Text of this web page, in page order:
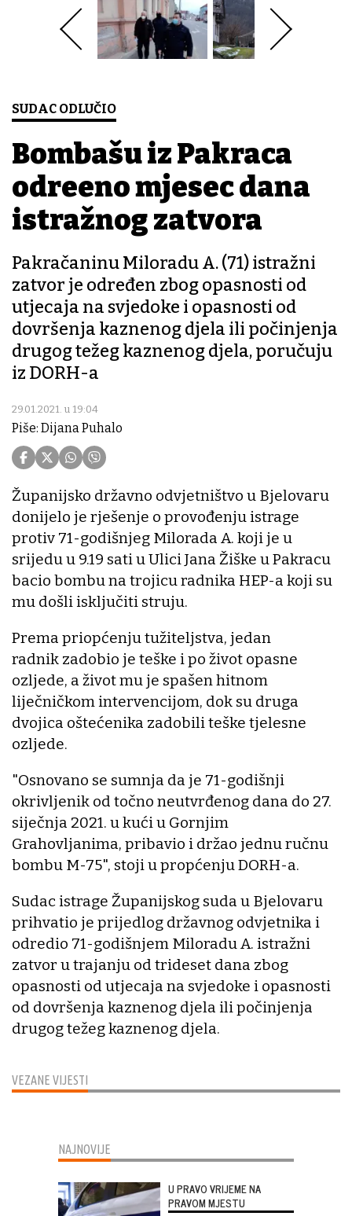
SUDAC ODLUČIO
Bombašu iz Pakraca
određeno mjesec dana
istražnog zatvora
Pakračaninu Miloradu A. (71) istražni
zatvor je određen zbog opasnosti od
utjecaja na svjedoke i opasnosti od
dovršenja kaznenog djela ili počinjenja
drugog težeg kaznenog djela, poručuju
iz DORH-a
29.01.2021. u 19:04
Piše: Dijana Puhalo
VEZANE VIJESTI
Županijsko državno odvjetništvo u Bjelovaru
donijelo je rješenje o provođenju istrage
protiv 71-godišnjeg Milorada A. koji je u
srijedu u 9.19 sati u Ulici Jana Žiške u Pakracu
bacio bombu na trojicu radnika HEP-a koji su
mu došli isključiti struju.
Prema priopćenju tužiteljstva, jedan
radnik zadobio je teške i po život opasne
ozljede, a život mu je spašen hitnom
liječničkom intervencijom, dok su druga
dvojica oštećenika zadobili teške tjelesne
ozljede.
"Osnovano se sumnja da je 71-godišnji
okrivljenik od točno neutvrđenog dana do 27.
siječnja 2021. u kući u Gornjim
Grahovljanima, pribavio i držao jednu ručnu
bombu M-75", stoji u propćenju DORH-a.
Sudac istrage Županijskog suda u Bjelovaru
prihvatio je prijedlog državnog odvjetnika i
odredio 71-godišnjem Miloradu A. istražni
zatvor u trajanju od trideset dana zbog
opasnosti od utjecaja na svjedoke i opasnosti
od dovršenja kaznenog djela ili počinjenja
drugog težeg kaznenog djela.
NAJNOVIJE
U PRAVO VRIJEME NA
PRAVOM MJESTU